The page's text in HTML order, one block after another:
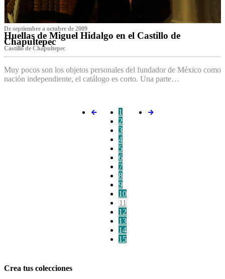
De septiembre a octubre de 2009
Huellas de Miguel Hidalgo en el Castillo de
Chapultepec
Castillo de Chapultepec
Muy pocos son los objetos personales del fundador de México como
nación independiente, el catálogo es corto. Una parte…
1
2
3
4
5
6
7
8
9
10
11
12
13
14
15
Crea tus colecciones